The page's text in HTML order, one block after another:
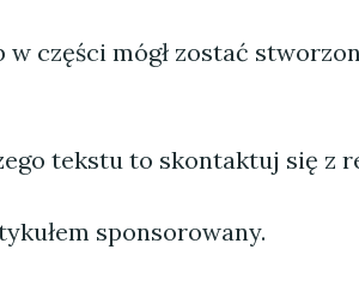
w części mógł zostać
tekstu to skontaktuj się z
sponsorowany.